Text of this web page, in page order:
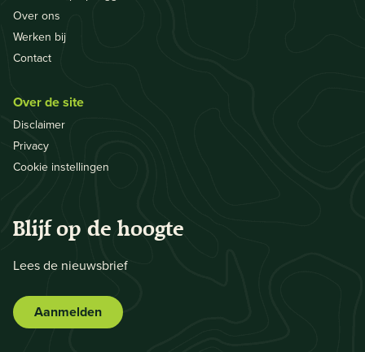
Over ons
Werken bij
Contact
Over de site
Disclaimer
Privacy
Cookie instellingen
Blijf op de hoogte
Lees de nieuwsbrief
Aanmelden